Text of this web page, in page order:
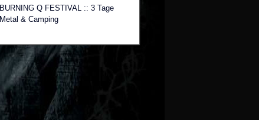
BURNING Q FESTIVAL :: 3 Tage
Metal & Camping